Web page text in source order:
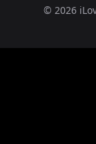
© 2026